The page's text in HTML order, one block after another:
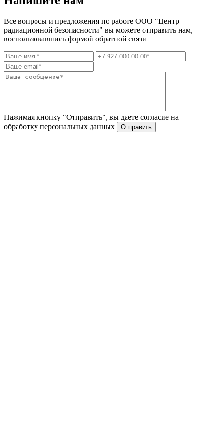
Все вопросы и предложения по работе ООО "Центр
радиационной безопасности" вы можете отправить нам,
воспользовавшись формой обратной связи
Нажимая кнопку "Отправить", вы даете согласие на
обработку персональных данных